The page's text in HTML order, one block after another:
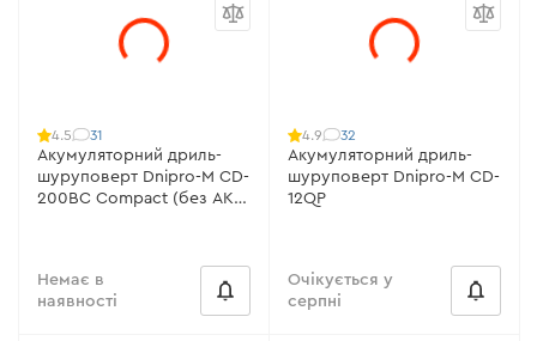
4.5 31
Акумуляторний дриль-
шуруповерт Dnipro-M CD-
200BC Compact (без АКБ
Немає в
наявності
4.9 32
Акумуляторний дриль-
шуруповерт Dnipro-M CD-
12QP
Очікується у
серпні